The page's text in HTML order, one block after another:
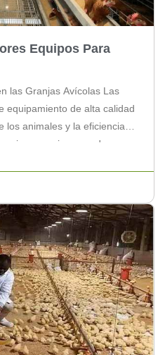
Equipos Para
las Granjas Avícolas Las
equipamiento de alta calidad
los animales y la eficiencia
equipos puede marcar